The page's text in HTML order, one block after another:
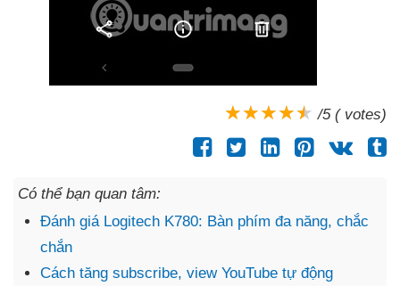
/5 ( votes)
Có thể bạn quan tâm:
Đánh giá Logitech K780: Bàn phím đa năng, chắc
chắn
Cách tăng subscribe, view YouTube tự động